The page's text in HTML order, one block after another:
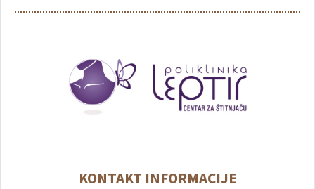
KONTAKT INFORMACIJE